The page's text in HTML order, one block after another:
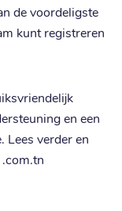
de voordeligste
kunt registreren
en een
Lees verder en